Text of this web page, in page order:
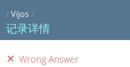
/Vijos /
记录详情
Wrong Answer